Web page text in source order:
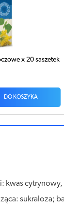
20 saszetek
DO KOSZYKA
sukraloza;